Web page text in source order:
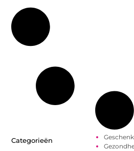
Categorieën